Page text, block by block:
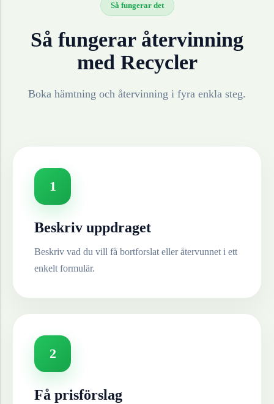
Så fungerar det
Så fungerar återvinning
med Recycler
Boka hämtning och återvinning i fyra enkla steg.
1
Beskriv uppdraget
Beskriv vad du vill få bortforslat eller återvunnet i ett
enkelt formulär.
2
Få prisförslag